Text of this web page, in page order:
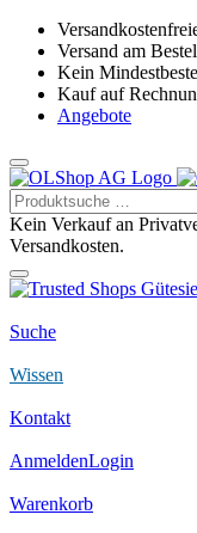
Versand am
Kein
Kauf auf
Angebote
Kein Verkauf an
Versandkosten.
Suche
Wissen
Kontakt
AnmeldenLogin
Warenkorb